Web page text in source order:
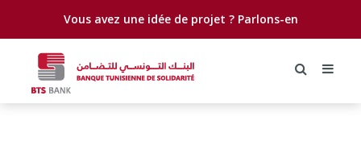
Vous avez une idée de projet ? Parlons-en